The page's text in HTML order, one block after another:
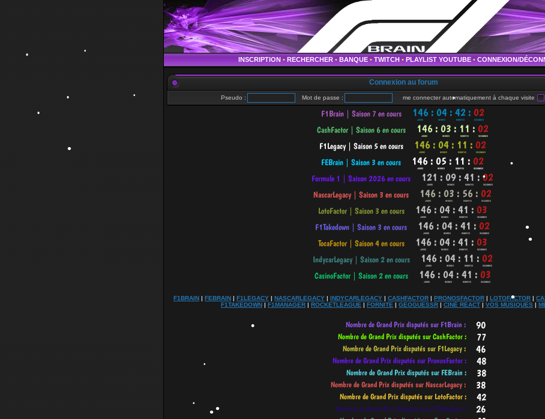
INSCRIPTION • RECHERCHER • BANQUE • TWITCH • PLAYLIST YOUTUBE • CONNEXION/
Connexion au forum
Pseudo : Mot de passe : me connecter automatiquement à chaque visite
F1BRAIN | FEBRAIN | F1LEGACY | NASCARLEGACY | INDYCARLEGACY | CASHFACTOR | PRONOSFACTOR | LOTOFACTOR |
F1TAKEDOWN | F1MANAGER | ROCKETLEAGUE | FORNITE | GEOGUESSR | CINÉ REACT | VOS MUSIQUES |
•
•
•
•